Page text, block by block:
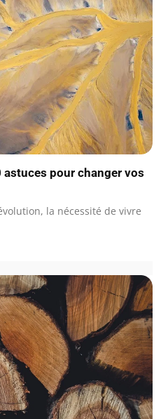
pour changer vos
la nécessité de vivre